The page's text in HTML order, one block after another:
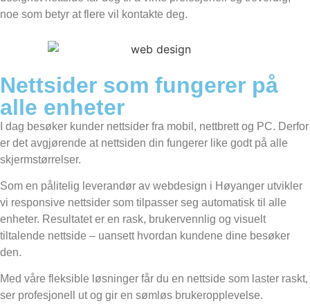
noe som betyr at flere vil kontakte deg.
Nettsider som fungerer på
alle enheter
I dag besøker kunder nettsider fra mobil, nettbrett og PC. Derfor
er det avgjørende at nettsiden din fungerer like godt på alle
skjermstørrelser.
Som en pålitelig leverandør av webdesign i Høyanger utvikler
vi responsive nettsider som tilpasser seg automatisk til alle
enheter. Resultatet er en rask, brukervennlig og visuelt
tiltalende nettside – uansett hvordan kundene dine besøker
den.
Med våre fleksible løsninger får du en nettside som laster raskt,
ser profesjonell ut og gir en sømløs brukeropplevelse.